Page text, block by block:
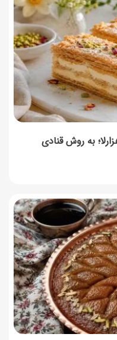
به روش قنادی
دسر کلاسیک هلو و بستنی